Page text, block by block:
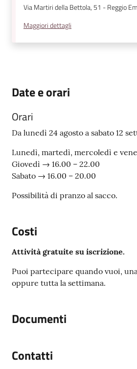
Via Martiri della Bettola, 51 - Reggio
Maggiori dettagli
Date e orari
Orari
Da lunedì 24 agosto a sabato 12
Lunedì, martedì, mercoledì e
Giovedì → 16.00 – 22.00
Sabato → 16.00 – 20.00
Possibilità di pranzo al sacco.
Costi
Attività gratuite su iscrizione.
Puoi partecipare quando vuoi,
oppure tutta la settimana.
Documenti
Contatti